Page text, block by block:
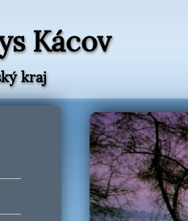
Kácov
kraj